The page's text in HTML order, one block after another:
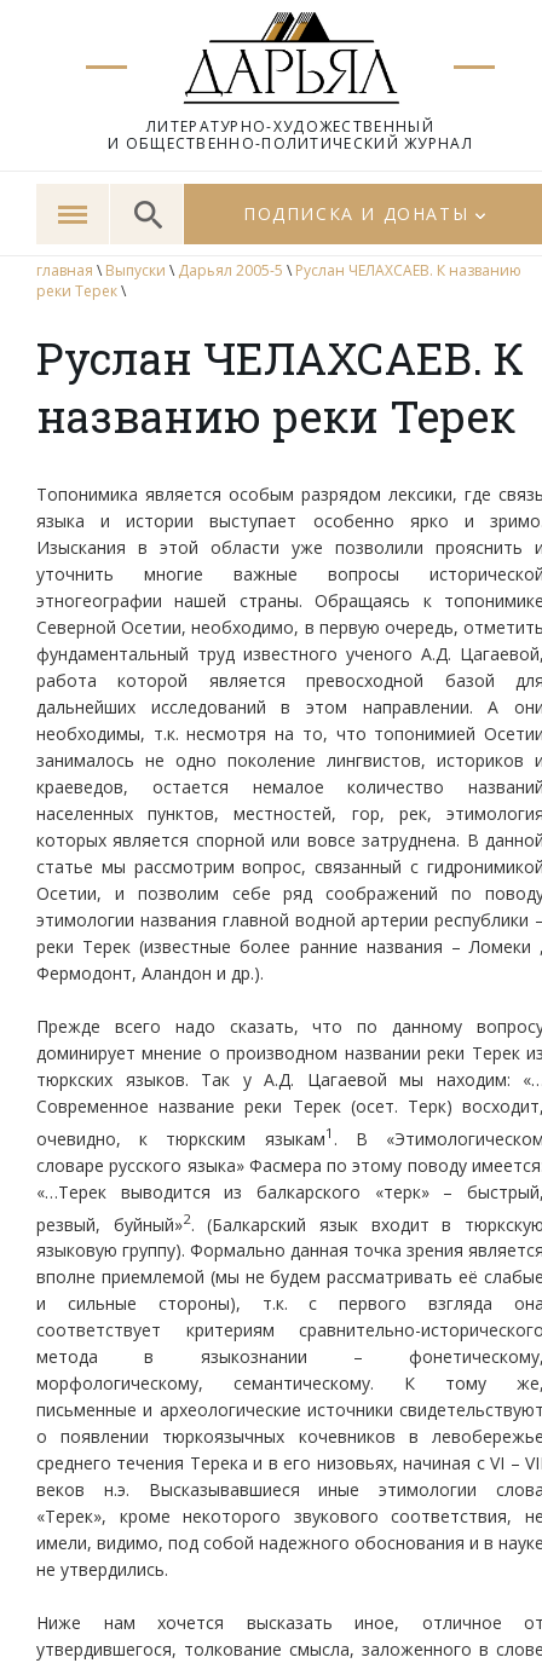
ЛИТЕРАТУРНО-ХУДОЖЕСТВЕННЫЙ
И ОБЩЕСТВЕННО-ПОЛИТИЧЕСКИЙ ЖУРНАЛ
ПОДПИСКА И ДОНАТЫ
главная \ Выпуски \ Дарьял 2005-5 \ Руслан ЧЕЛАХСАЕВ. К названию
реки Терек\
Руслан ЧЕЛАХСАЕВ. К
названию реки Терек
Топонимика является особым разрядом лексики, где
языка и истории выступает особенно ярко и
Изыскания в этой области уже позволили прояснить
уточнить многие важные вопросы
этногеографии нашей страны. Обращаясь к
Северной Осетии, необходимо, в первую очередь,
фундаментальный труд известного ученого А.Д.
работа которой является превосходной базой
дальнейших исследований в этом направлении. А
необходимы, т.к. несмотря на то, что топонимией
занималось не одно поколение лингвистов, историков
краеведов, остается немалое количество
населенных пунктов, местностей, гор, рек,
которых является спорной или вовсе затруднена. В
статье мы рассмотрим вопрос, связанный с
Осетии, и позволим себе ряд соображений по
этимологии названия главной водной артерии республики
реки Терек (известные более ранние названия – Ломеки
Фермодонт, Аландон и др.).
Прежде всего надо сказать, что по данному
доминирует мнение о производном названии реки Терек
тюркских языков. Так у А.Д. Цагаевой мы находим:
Современное название реки Терек (осет. Терк)
очевидно, к тюркским языкам1 . В
словаре русского языка» Фасмера по этому поводу
«…Терек выводится из балкарского «терк» –
резвый, буйный»2. (Балкарский язык входит в
языковую группу). Формально данная точка зрения
вполне приемлемой (мы не будем рассматривать её
и сильные стороны), т.к. с первого взгляда
соответствует критериям сравнительно-
метода в языкознании –
морфологическому, семантическому. К тому
письменные и археологические источники
о появлении тюркоязычных кочевников в
среднего течения Терека и в его низовьях, начиная с VI –
веков н.э. Высказывавшиеся иные этимологии
«Терек», кроме некоторого звукового соответствия,
имели, видимо, под собой надежного обоснования и в
не утвердились.
Ниже нам хочется высказать иное, отличное
утвердившегося, толкование смысла, заложенного в